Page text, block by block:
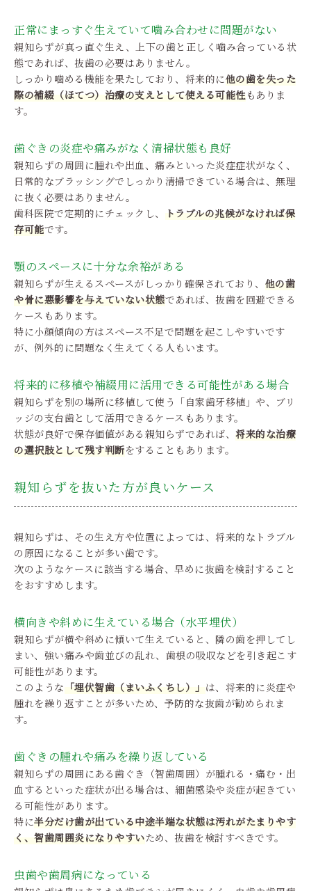
正常にまっすぐ生えていて噛み合わせに問題がない
親知らずが真っ直ぐ生え、上下の歯と正しく噛み合っている状
態であれば、抜歯の必要はありません。
しっかり噛める機能を果たしており、将来的に他の歯を失った
際の補綴（ほてつ）治療の支えとして使える可能性 もありま
す。
歯ぐきの炎症や痛みがなく清掃状態も良好
親知らずの周囲に腫れや出血、痛みといった炎症症状がなく、
日常的なブラッシングでしっかり清掃できている場合は、無理
に抜く必要はありません。
歯科医院で定期的にチェックし、
トラブルの兆候がなければ保
存可能です。
顎のスペースに十分な余裕がある
親知らずが生えるスペースがしっかり確保されており、 他の歯
や骨に悪影響を与えていない状態であれば、抜歯を回避できる
ケースもあります。
特に小顔傾向の方はスペース不足で問題を起こしやすいです
が、例外的に問題なく生えてくる人もいます。
将来的に移植や補綴用に活用できる可能性がある場合
親知らずを別の場所に移植して使う「自家歯牙移植」や、ブリ
ッジの支台歯として活用できるケースもあります。
状態が良好で保存価値がある親知らずであれば、 将来的な治療
の選択肢として残す判断をすることもあります。
親知らずを抜いた方が良いケース
親知らずは、その生え方や位置によっては、将来的なトラブル
の原因になることが多い歯です。
次のようなケースに該当する場合、早めに抜歯を検討すること
をおすすめします。
横向きや斜めに生えている場合（水平埋伏）
親知らずが横や斜めに傾いて生えていると、隣の歯を押してし
まい、強い痛みや歯並びの乱れ、歯根の吸収などを引き起こす
可能性があります。
このような 「埋伏智歯（まいふくちし）」 は、将来的に炎症や
腫れを繰り返すことが多いため、予防的な抜歯が勧められま
す。
歯ぐきの腫れや痛みを繰り返している
親知らずの周囲にある歯ぐき（智歯周囲）が腫れる・痛む・出
血するといった症状が出る場合は、細菌感染や炎症が起きてい
る可能性があります。
特に半分だけ歯が出ている中途半端な状態は汚れがたまりやす
く、智歯周囲炎になりやすいため、抜歯を検討すべきです。
虫歯や歯周病になっている